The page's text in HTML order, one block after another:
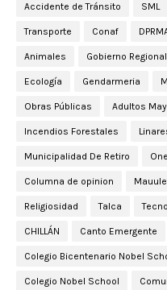
Accidente de Tránsito SML
Transporte Conaf
Animales Gobierno Regional
Ecología Gendarmeria
Obras Públicas Adultos
Incendios Forestales
Municipalidad De Retiro
Columna de opinion Mauule
Religiosidad Talca
CHILLÁN Canto Emergente
Colegio Bicentenario Nobel
Colegio Nobel School